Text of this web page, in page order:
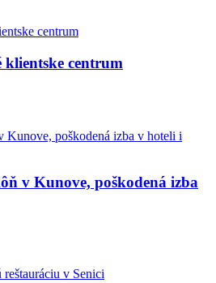
centrum
v Kunove, poškodená izba